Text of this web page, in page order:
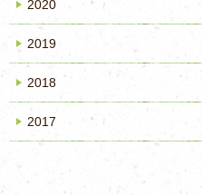
2020
2019
2018
2017